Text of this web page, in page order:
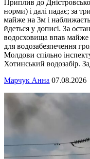
Приплив до
норми) і далі падає; за
майже на 3м і
йдеться у дописі. За
водосховища впав майже
для водозабезпечення
Молдови спільно
Хотинський водозабір.
Марчук Анна 07.08.2026